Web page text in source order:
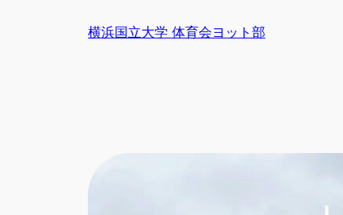
横浜国立大学 体育会ヨット部